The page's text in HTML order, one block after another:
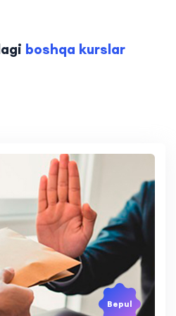
boshqa kurslar
Bepul